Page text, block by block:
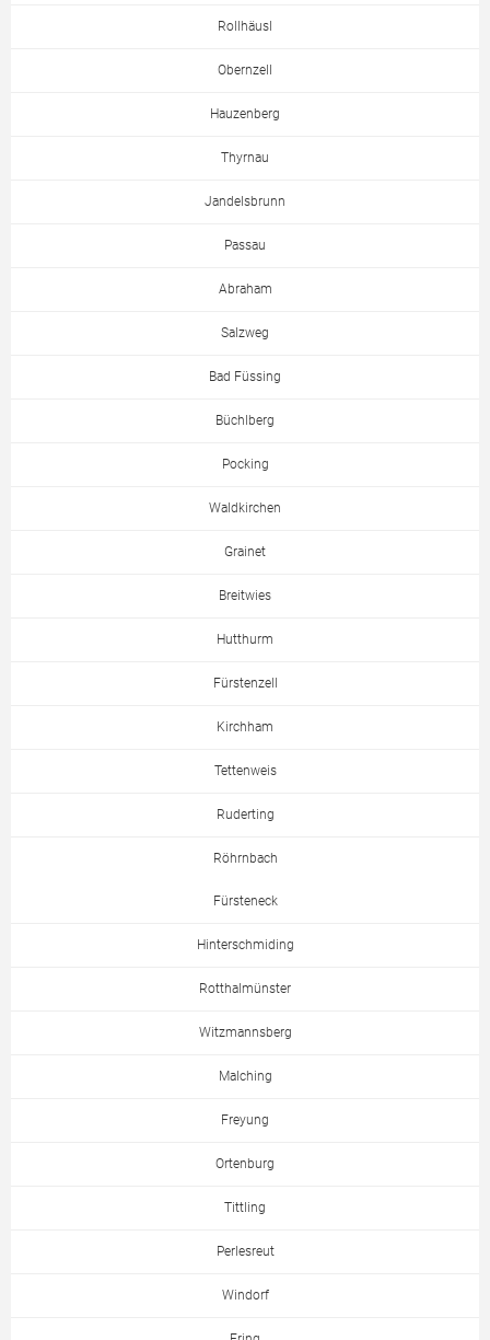
Rollhäusl
Obernzell
Hauzenberg
Thyrnau
Jandelsbrunn
Passau
Abraham
Salzweg
Bad Füssing
Büchlberg
Pocking
Waldkirchen
Grainet
Breitwies
Hutthurm
Fürstenzell
Kirchham
Tettenweis
Ruderting
Röhrnbach
Fürsteneck
Hinterschmiding
Rotthalmünster
Witzmannsberg
Malching
Freyung
Ortenburg
Tittling
Perlesreut
Windorf